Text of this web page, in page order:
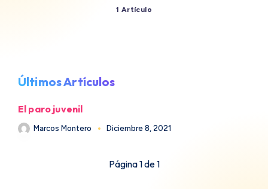
1 Artículo
Últimos Artículos
El paro juvenil
Marcos Montero Diciembre 8, 2021
Página 1 de 1